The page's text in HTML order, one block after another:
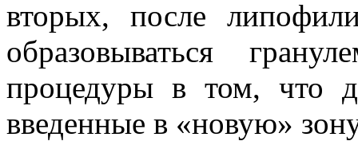
вторых, после
образовываться
процедуры в том, что
введенные в «новую»